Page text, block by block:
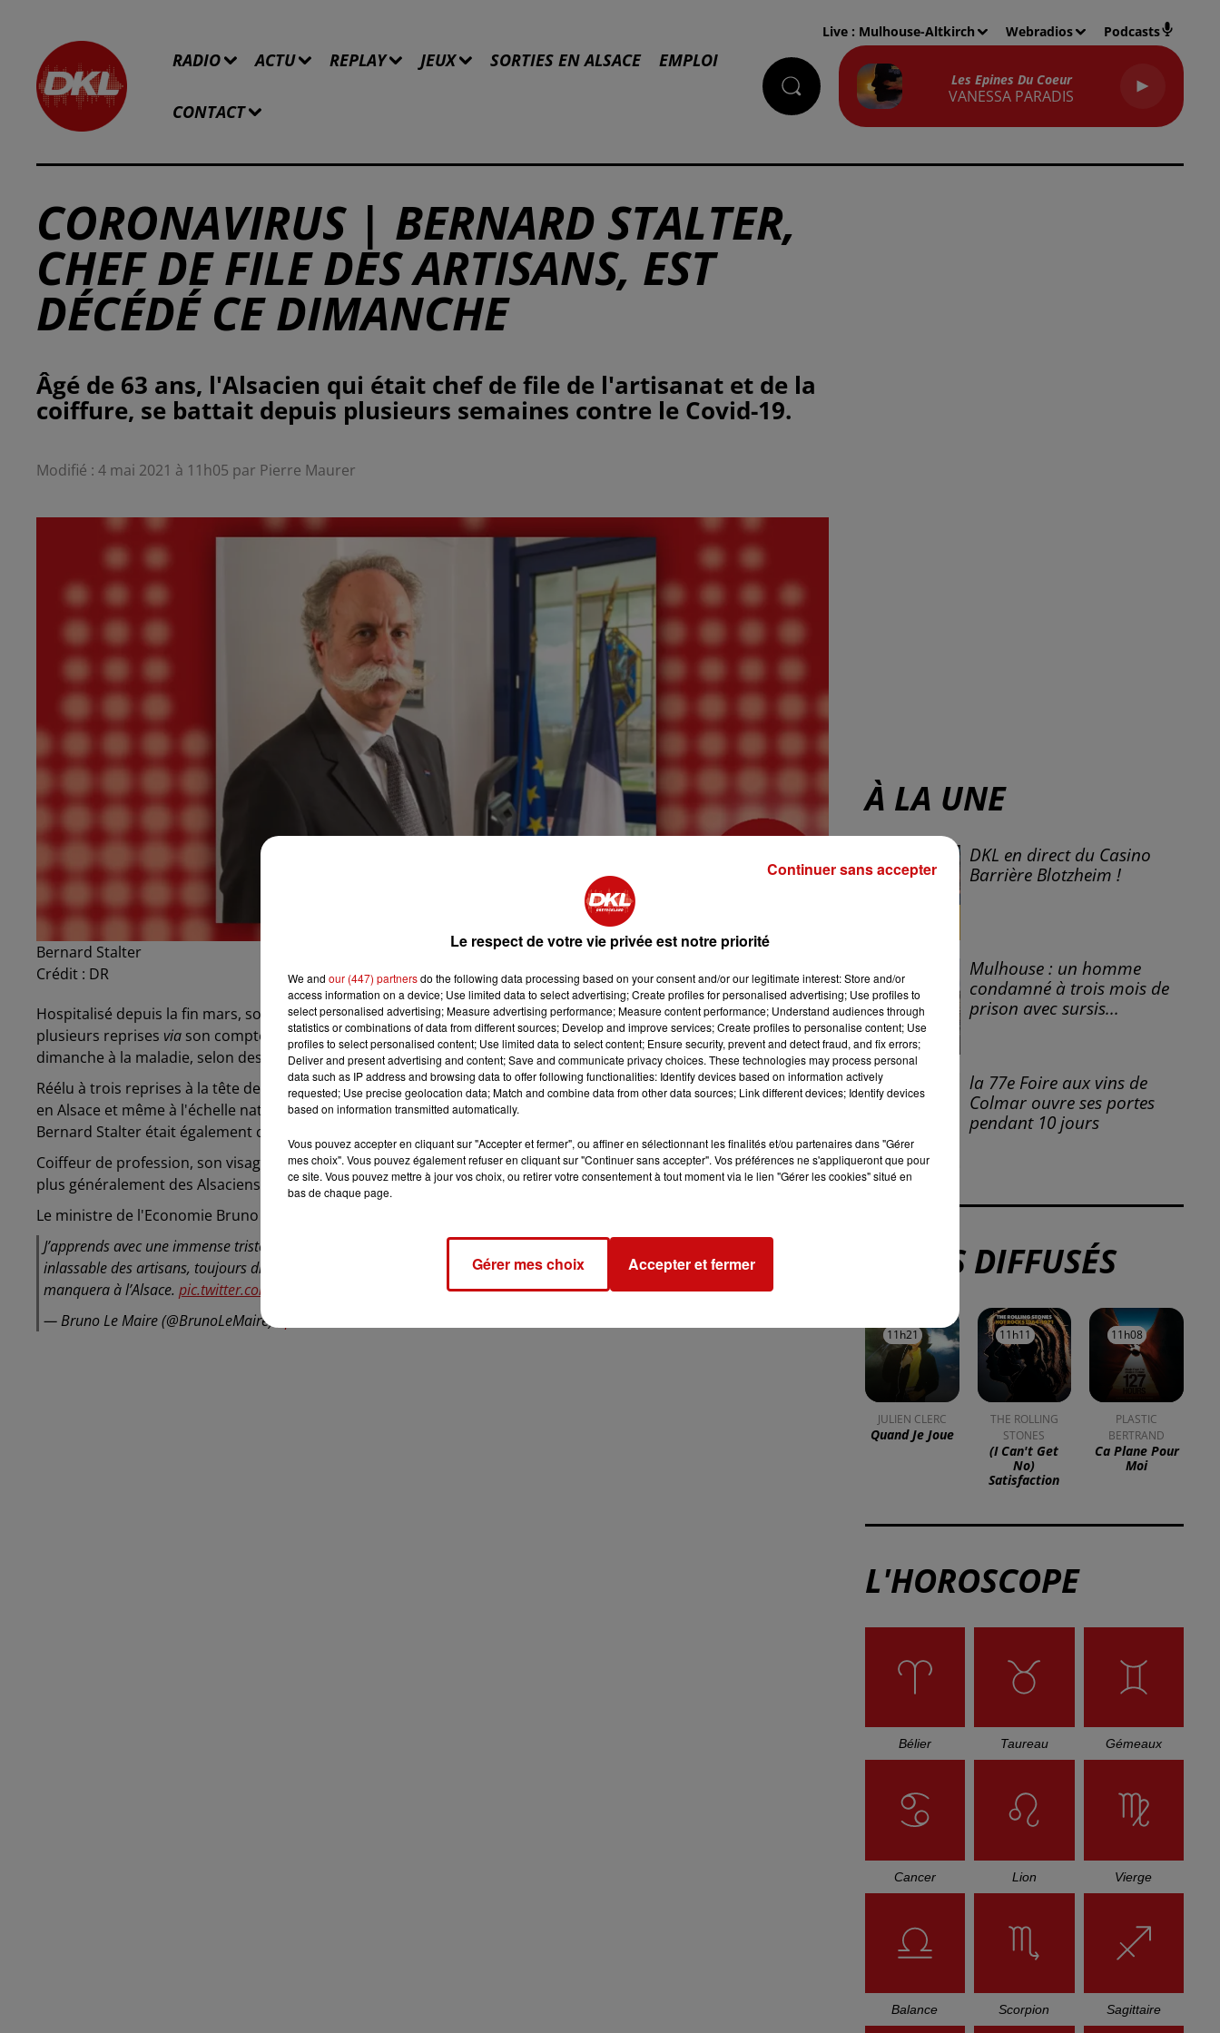
RADIO ACTU REPLAY JEUX SORTIES EN ALSACE EMPLOI
CONTACT
Live : Mulhouse-Altkirch Webradios Podcasts
Les Epines Du Coeur
VANESSA PARADIS
CORONAVIRUS | BERNARD STALTER,
CHEF DE FILE DES ARTISANS, EST
DÉCÉDÉ CE DIMANCHE
Âgé de 63 ans, l'Alsacien qui était chef de file de l'artisanat et de la
coiffure, se battait depuis plusieurs semaines contre le Covid-19.
Modifié : 4 mai 2021 à 11h05 par Pierre Maurer
Bernard Stalter
Crédit : DR
Hospitalisé depuis la fin mars, son état s'était aggravé ces derniers jours. C'est sa femme qui avait communiqué à
plusieurs reprises via son compte Facebook, pour donner à ses contacts et amis des nouvelles. Il a succombé ce
dimanche à la maladie, selon des informations communiquées par la presse régionale.
Réélu à trois reprises à la tête de la Chambre des métiers d’Alsace, Bernard Stalter était l'incarnation de l'artisanat
en Alsace et même à l'échelle nationale : il présidait depuis 2016 la fédération nationale des chambre de métiers.
Bernard Stalter était également conseiller régional.
Coiffeur de profession, son visage barré d'une large moustache grise était bien connu des milieux économiques et
plus généralement des Alsaciens.
Le ministre de l'Economie Bruno Le Maire a été un des premeirs à lui rendre hommage sur les réseaux sociaux
J’apprends avec une immense tristesse la disparition de mon ami@bernard_stalter, président de
: défenseur
inlassable des artisans, toujours disponible, ouvert et souriant. Il nous manquera, il manquera à la France des artisans, il
manquera à l’Alsace. pic.twitter.com/XZlNRBkrUj
— Bruno Le Maire (@BrunoLeMaire)
À LA UNE
DKL en direct du Casino
Barrière Blotzheim !
Mulhouse : un homme
condamné à trois mois de
prison avec sursis...
la 77e Foire aux vins de
Colmar ouvre ses portes
pendant 10 jours
TITRES DIFFUSÉS
11h21
11h21
JULIEN CLERC
Quand Je Joue
11h11
11h11
THE ROLLING
STONES
(i Can't Get
No)
Satisfaction
11h08
11h08
PLASTIC
BERTRAND
Ca Plane Pour
Moi
L'HOROSCOPE
Bélier Taureau Gémeaux
Cancer Lion Vierge
Balance Scorpion Sagittaire
Le respect de votre vie privée est notre priorité
We and our (447) partnersdo the following data processing based on your consent and/or our legitimate interest: Store and/or
access information on a device; Use limited data to select advertising; Create profiles for personalised advertising; Use profiles to
select personalised advertising; Measure advertising performance; Measure content performance; Understand audiences through
statistics or combinations of data from different sources; Develop and improve services; Create profiles to personalise content; Use
profiles to select personalised content; Use limited data to select content; Ensure security, prevent and detect fraud, and fix errors;
Deliver and present advertising and content; Save and communicate privacy choices. These technologies may process personal
data such as IP address and browsing data to offer following functionalities: Identify devices based on information actively
requested; Use precise geolocation data; Match and combine data from other data sources; Link different devices; Identify devices
based on information transmitted automatically.
Vous pouvez accepter en cliquant sur "Accepter et fermer", ou affiner en sélectionnant les finalités et/ou partenaires dans "Gérer
mes choix". Vous pouvez également refuser en cliquant sur "Continuer sans accepter". Vos préférences ne s'appliqueront que pour
ce site. Vous pouvez mettre à jour vos choix, ou retirer votre consentement à tout moment via le lien "Gérer les cookies" situé en
bas de chaque page.
Gérer mes choix Accepter et fermer
Continuer sans accepter